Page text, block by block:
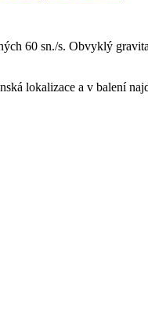
60 sn./s. Obvyklý
lokalizace a v balení